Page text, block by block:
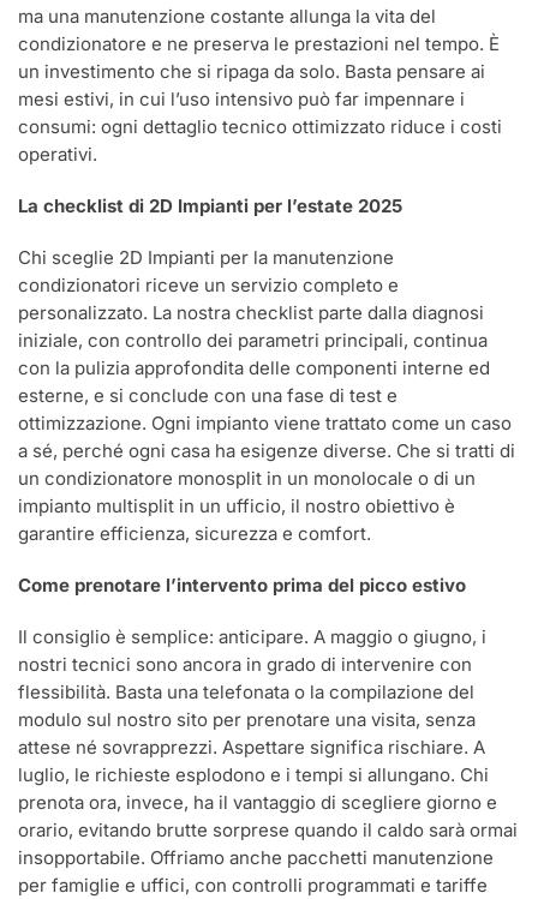
ma una manutenzione costante allunga la vita del
condizionatore e ne preserva le prestazioni nel tempo. È
un investimento che si ripaga da solo. Basta pensare ai
mesi estivi, in cui l’uso intensivo può far impennare i
consumi: ogni dettaglio tecnico ottimizzato riduce i costi
operativi.
La checklist di 2D Impianti per l’estate 2025
Chi sceglie 2D Impianti per la manutenzione
condizionatori riceve un servizio completo e
personalizzato. La nostra checklist parte dalla diagnosi
iniziale, con controllo dei parametri principali, continua
con la pulizia approfondita delle componenti interne ed
esterne, e si conclude con una fase di test e
ottimizzazione. Ogni impianto viene trattato come un caso
a sé, perché ogni casa ha esigenze diverse. Che si tratti di
un condizionatore monosplit in un monolocale o di un
impianto multisplit in un ufficio, il nostro obiettivo è
garantire efficienza, sicurezza e comfort.
Come prenotare l’intervento prima del picco estivo
Il consiglio è semplice: anticipare. A maggio o giugno, i
nostri tecnici sono ancora in grado di intervenire con
flessibilità. Basta una telefonata o la compilazione del
modulo sul nostro sito per prenotare una visita, senza
attese né sovrapprezzi. Aspettare significa rischiare. A
luglio, le richieste esplodono e i tempi si allungano. Chi
prenota ora, invece, ha il vantaggio di scegliere giorno e
orario, evitando brutte sorprese quando il caldo sarà ormai
insopportabile. Offriamo anche pacchetti manutenzione
per famiglie e uffici, con controlli programmati e tariffe